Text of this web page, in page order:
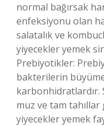
normal bağırsak
enfeksiyonu olan
salatalık ve
yiyecekler yemek
Prebiyotikler:
bakterilerin
karbonhidratlardır.
muz ve tam
yiyecekler yemek